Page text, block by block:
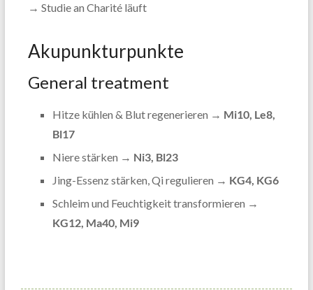
→ Studie an Charité läuft
Akupunkturpunkte
General treatment
Hitze kühlen & Blut regenerieren → Mi10, Le8,
Bl17
Niere stärken → Ni3, Bl23
Jing-Essenz stärken, Qi regulieren → KG4, KG6
Schleim und Feuchtigkeit transformieren →
KG12, Ma40, Mi9